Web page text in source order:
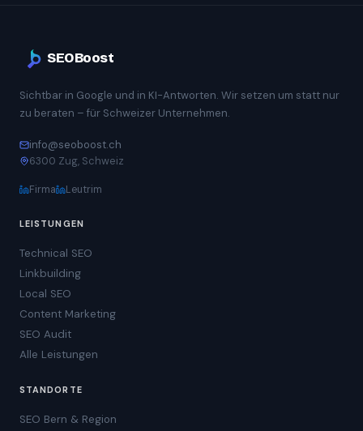
SEOBoost
Sichtbar in Google und in KI-Antworten. Wir setzen um statt nur
zu beraten – für Schweizer Unternehmen.
info@seoboost.ch
6300 Zug, Schweiz
Firma Leutrim
LEISTUNGEN
Technical SEO
Linkbuilding
Local SEO
Content Marketing
SEO Audit
Alle Leistungen
STANDORTE
SEO Bern & Region